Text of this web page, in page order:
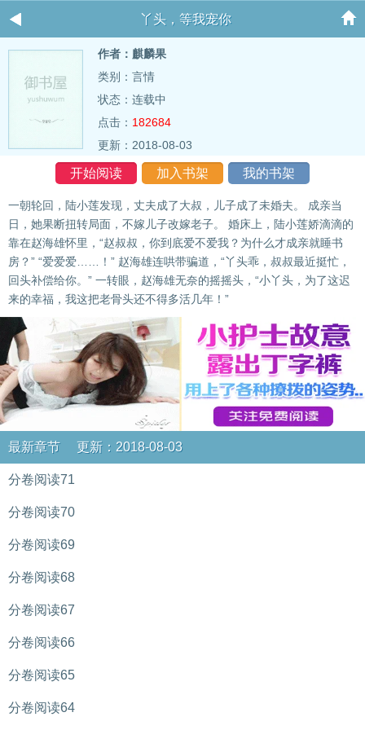
丫头，等我宠你
作者：麒麟果
类别：言情
状态：连载中
点击： 182684
更新：2018-08-03
开始阅读 加入书架 我的书架
一朝轮回，陆小莲发现，丈夫成了大叔，儿子成了未婚夫。 成亲当
日，她果断扭转局面，不嫁儿子改嫁老子。 婚床上，陆小莲娇滴滴的
靠在赵海雄怀里，“赵叔叔，你到底爱不爱我？为什么才成亲就睡书
房？” “爱爱爱……！” 赵海雄连哄带骗道，“丫头乖，叔叔最近挺忙，
回头补偿给你。” 一转眼，赵海雄无奈的摇摇头，“小丫头，为了这迟
来的幸福，我这把老骨头还不得多活几年！”
最新章节 更新：2018-08-03
分卷阅读71
分卷阅读70
分卷阅读69
分卷阅读68
分卷阅读67
分卷阅读66
分卷阅读65
分卷阅读64